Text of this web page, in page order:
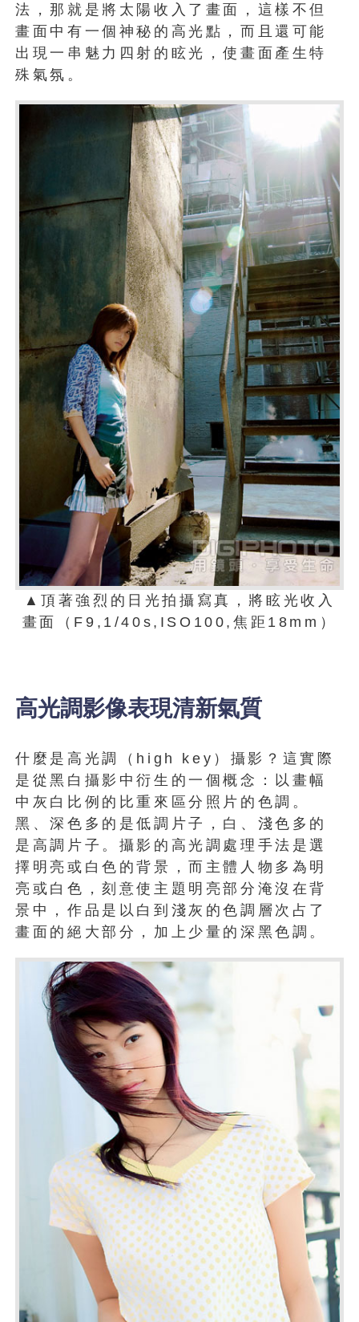
法，那就是將太陽收入了畫面，這樣不但
畫面中有一個神秘的高光點，而且還可能
出現一串魅力四射的眩光，使畫面產生特
殊氣氛。
▲頂著強烈的日光拍攝寫真，將眩光收入
畫面（F9,1/40s,ISO100,焦距18mm）
高光調影像表現清新氣質
什麼是高光調（high key）攝影？這實際
是從黑白攝影中衍生的一個概念：以畫幅
中灰白比例的比重來區分照片的色調。
黑、深色多的是低調片子，白、淺色多的
是高調片子。攝影的高光調處理手法是選
擇明亮或白色的背景，而主體人物多為明
亮或白色，刻意使主題明亮部分淹沒在背
景中，作品是以白到淺灰的色調層次占了
畫面的絕大部分，加上少量的深黑色調。